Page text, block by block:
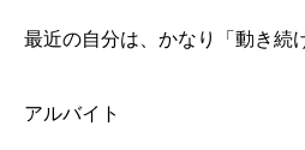
最近の自分は、かなり「動き続
アルバイト